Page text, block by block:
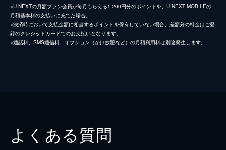
※U-NEXTの月額プラン会員が毎月もらえる1,200円分のポイントを、U-NEXT MOBILEの
月額基本料の支払いに充てた場合。
※決済時において支払金額に相当するポイントを保有していない場合、差額分の料金はご登
録のクレジットカードでのお支払いとなります。
※通話料、SMS通信料、オプション（かけ放題など）の月額利用料は別途発生します。
よくある質問